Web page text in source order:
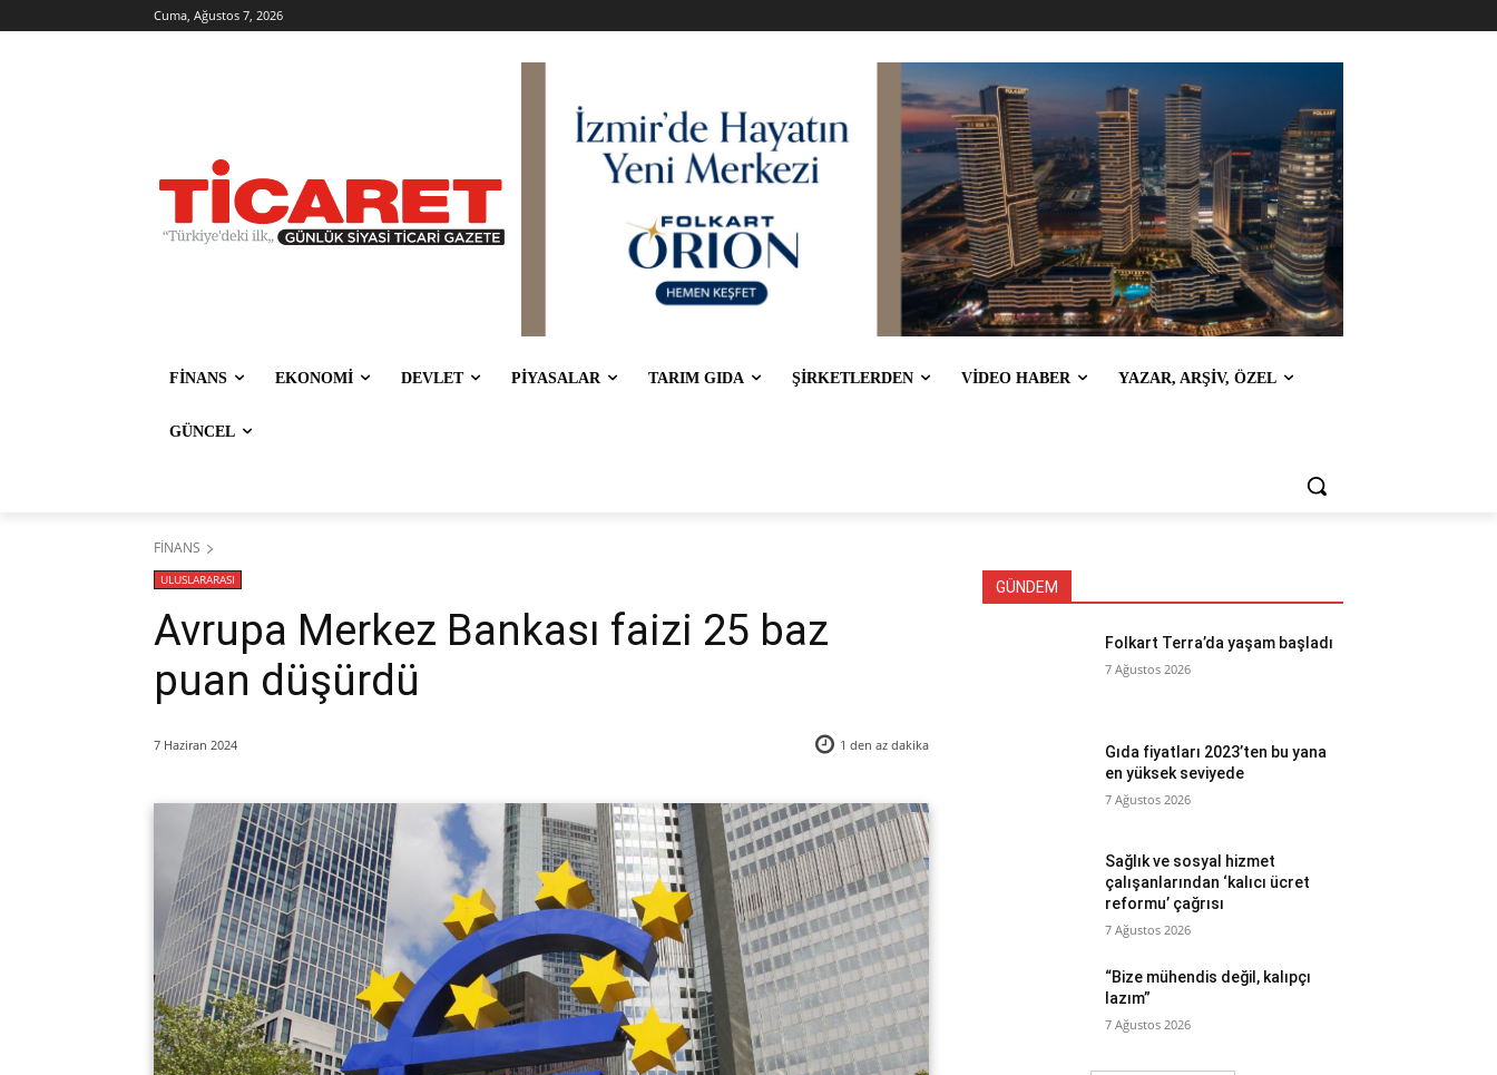
Cuma, Ağustos 7, 2026
FİNANS EKONOMİ DEVLET PİYASALAR TARIM GIDA ŞİRKETLERDEN VİDEO HABER YAZAR, ARŞİV, ÖZEL
GÜNCEL
FİNANS
ULUSLARARASI
Avrupa Merkez Bankası faizi 25 baz
puan düşürdü
7 Haziran 2024 1 den az dakika
GÜNDEM
Folkart Terra’da yaşam başladı
7 Ağustos 2026
Gıda fiyatları 2023’ten bu yana
en yüksek seviyede
7 Ağustos 2026
Sağlık ve sosyal hizmet
çalışanlarından ‘kalıcı ücret
reformu’ çağrısı
7 Ağustos 2026
“Bize mühendis değil, kalıpçı
lazım”
7 Ağustos 2026